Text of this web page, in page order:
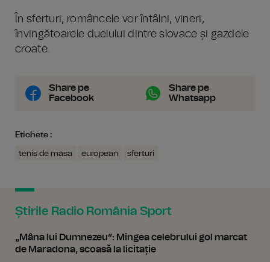
În sferturi, româncele vor întâlni, vineri,
învingătoarele duelului dintre slovace și gazdele
croate.
Share pe
Facebook
Share pe
Whatsapp
Etichete :
tenis de masa european sferturi
Știrile Radio România Sport
„Mâna lui Dumnezeu”: Mingea celebrului gol marcat
de Maradona, scoasă la licitație